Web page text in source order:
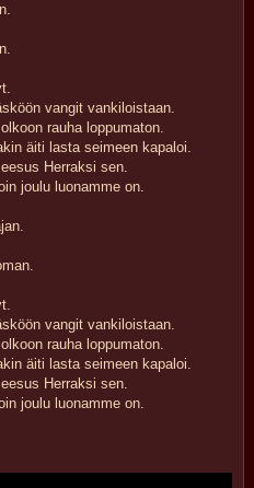
vangit vankiloistaan.
rauha loppumaton.
äiti lasta seimeen kapaloi.
Herraksi sen.
joulu luonamme on.
vangit vankiloistaan.
rauha loppumaton.
äiti lasta seimeen kapaloi.
Herraksi sen.
joulu luonamme on.